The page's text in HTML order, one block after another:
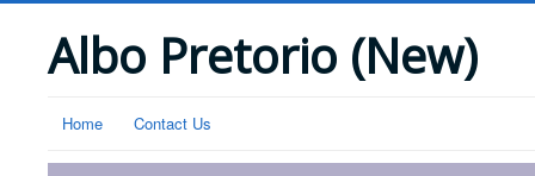
Albo Pretorio (New)
Home Contact Us